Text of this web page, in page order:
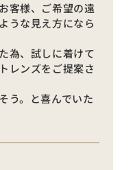
客様、ご希望の遠
うな見え方になら
為、試しに着けて
レンズをご提案さ
う。と喜んでいた